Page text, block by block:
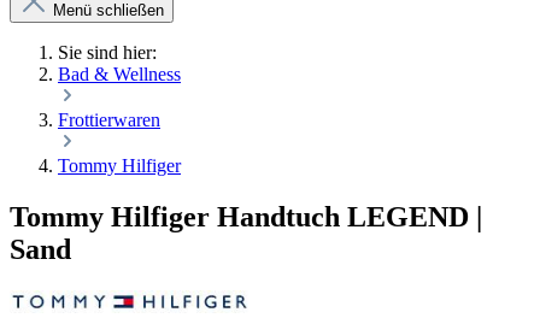
Menü schließen
Sie sind hier:
Bad & Wellness
Frottierwaren
Tommy Hilfiger
Tommy Hilfiger Handtuch LEGEND |
Sand